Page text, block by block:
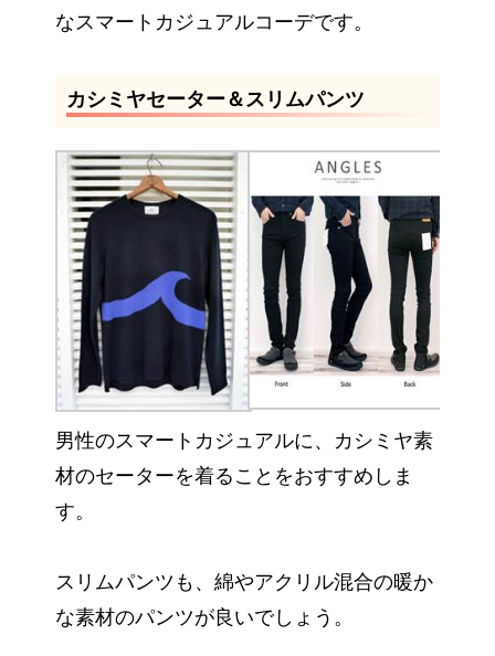
なスマートカジュアルコーデです。
カシミヤセーター＆スリムパンツ
男性のスマートカジュアルに、カシミヤ素
材のセーターを着ることをおすすめしま
す。
スリムパンツも、綿やアクリル混合の暖か
な素材のパンツが良いでしょう。